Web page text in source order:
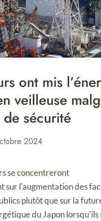
ont mis
veilleuse
sécurité
2024
se concentreront
sur l'augmentation des
plutôt que sur la
du Japon lorsqu'ils